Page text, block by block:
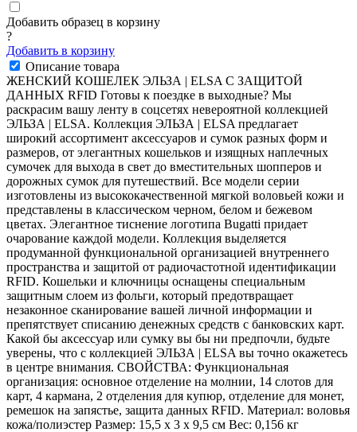
Добавить образец в корзину
?
Добавить в корзину
Описание товара
ЖЕНСКИЙ КОШЕЛЕК ЭЛЬЗА | ELSA С ЗАЩИТОЙ
ДАННЫХ RFID Готовы к поездке в выходные? Мы
раскрасим вашу ленту в соцсетях невероятной коллекцией
ЭЛЬЗА | ELSA. Коллекция ЭЛЬЗА | ELSA предлагает
широкий ассортимент аксессуаров и сумок разных форм и
размеров, от элегантных кошельков и изящных наплечных
сумочек для выхода в свет до вместительных шопперов и
дорожных сумок для путешествий. Все модели серии
изготовлены из высококачественной мягкой воловьей кожи и
представлены в классическом черном, белом и бежевом
цветах. Элегантное тиснение логотипа Bugatti придает
очарование каждой модели. Коллекция выделяется
продуманной функциональной организацией внутреннего
пространства и защитой от радиочастотной идентификации
RFID. Кошельки и ключницы оснащены специальным
защитным слоем из фольги, который предотвращает
незаконное сканирование вашей личной информации и
препятствует списанию денежных средств с банковских карт.
Какой бы аксессуар или сумку вы бы ни предпочли, будьте
уверены, что с коллекцией ЭЛЬЗА | ELSA вы точно окажетесь
в центре внимания. СВОЙСТВА: Функциональная
организация: основное отделение на молнии, 14 слотов для
карт, 4 кармана, 2 отделения для купюр, отделение для монет,
ремешок на запястье, защита данных RFID. Материал: воловья
кожа/полиэстер Размер: 15,5 х 3 х 9,5 см Вес: 0,156 кг